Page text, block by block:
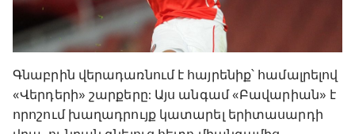
Գնաբրին վերադառնում է հայրենիք՝ համալրելով
«Վերդերի» շարքերը: Այս անգամ «Բավարիան» է
որոշում խաղադրույք կատարել երիտասարդի